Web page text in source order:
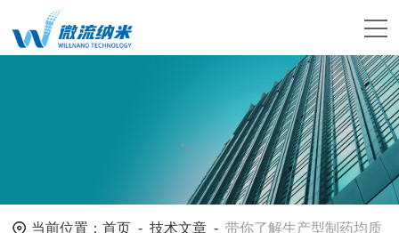
当前位置：首页 -技术文章 -带你了解生产型制药均质